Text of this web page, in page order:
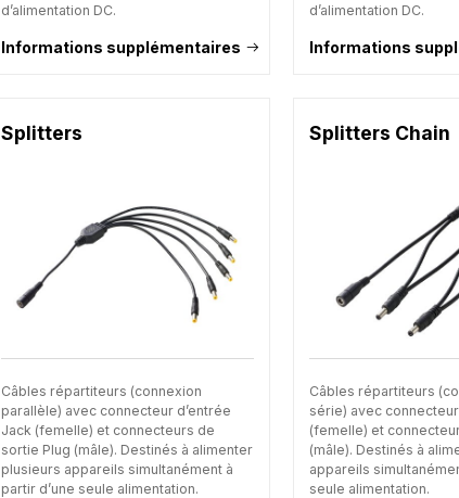
d’alimentation DC.
Informations supplémentaires
d’alimentation DC.
Informations
Splitters
Câbles répartiteurs (connexion
parallèle) avec connecteur d’entrée
Jack (femelle) et connecteurs de
sortie Plug (mâle). Destinés à alimenter
plusieurs appareils simultanément à
partir d’une seule alimentation.
Splitters Chain
Câbles répartiteurs
série) avec
(femelle) et
(mâle). Destinés à
appareils
seule alimentation.